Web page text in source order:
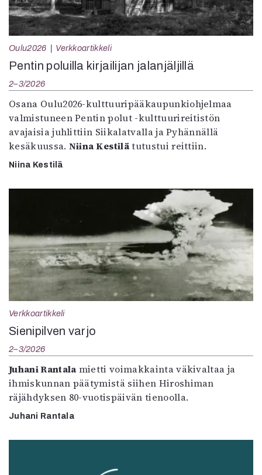
Oulu2026 Verkkoartikkeli
Pentin poluilla kirjailijan jalanjäljillä
2–3/2026
Osana Oulu2026-kulttuuripääkaupunkiohjelmaa
valmistuneen Pentin polut -kulttuurireitistön
avajaisia juhlittiin Siikalatvalla ja Pyhännällä
kesäkuussa. Niina Kestilätutustui reittiin.
Niina Kestilä
Verkkoartikkeli
Sienipilven varjo
2–3/2026
Juhani Rantala mietti voimakkainta väkivaltaa ja
ihmiskunnan päätymistä siihen Hiroshiman
räjähdyksen 80-vuotispäivän tienoolla.
Juhani Rantala